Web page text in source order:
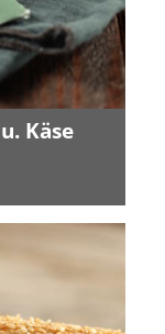
Käse